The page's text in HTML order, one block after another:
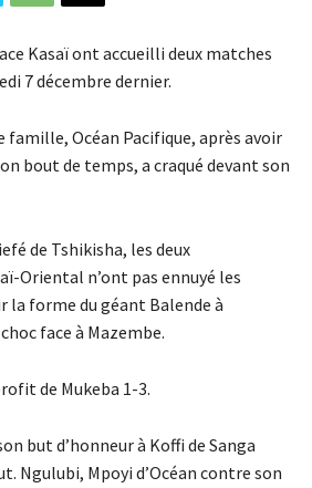
Kasaï ont accueilli deux matches
7 décembre dernier.
famille, Océan Pacifique, après avoir
bout de temps, a craqué devant son
de Tshikisha, les deux
Oriental n’ont pas ennuyé les
la forme du géant Balende à
face à Mazembe.
de Mukeba 1-3.
but d’honneur à Koffi de Sanga
Ngulubi, Mpoyi d’Océan contre son